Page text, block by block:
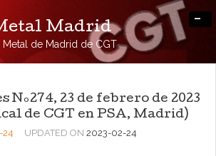
Madrid
de Madrid de CGT
-
Nº274, 23 de febrero de 2023
de CGT en PSA, Madrid)
24 UPDATED ON 2023-02-24